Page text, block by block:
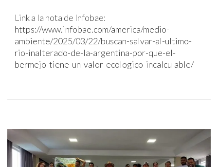
Link a la nota de Infobae:
https://www.infobae.com/america/medio-
ambiente/2025/03/22/buscan-salvar-al-ultimo-
rio-inalterado-de-la-argentina-por-que-el-
bermejo-tiene-un-valor-ecologico-incalculable/